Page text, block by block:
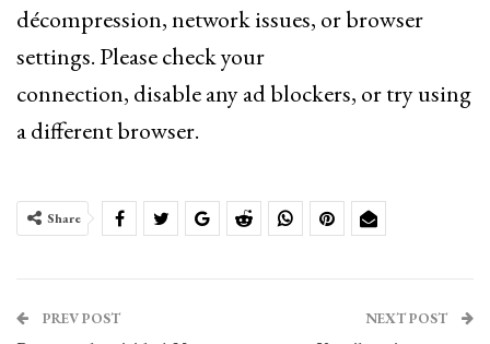
décompression, network issues, or browser
settings. Please check your
connection, disable any ad blockers, or try using
a different browser.
Share
PREV POST NEXT POST